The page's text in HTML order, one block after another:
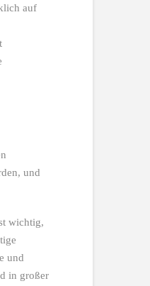
auf
und
wichtig,
und
in großer